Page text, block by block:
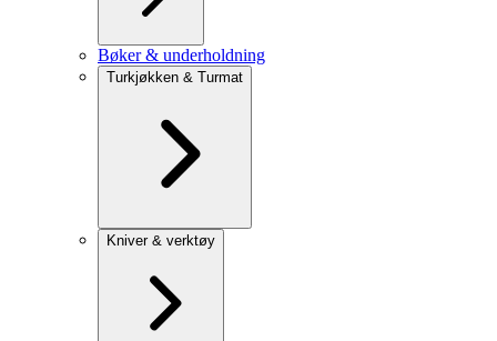
Bøker & underholdning
Turkjøkken & Turmat
Kniver & verktøy